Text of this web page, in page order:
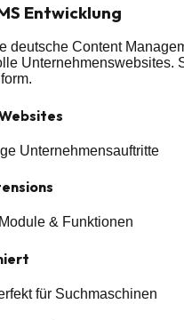
Entwicklung
deutsche Content
Unternehmenswebsites.
Unternehmensauftritte
& Funktionen
für Suchmaschinen